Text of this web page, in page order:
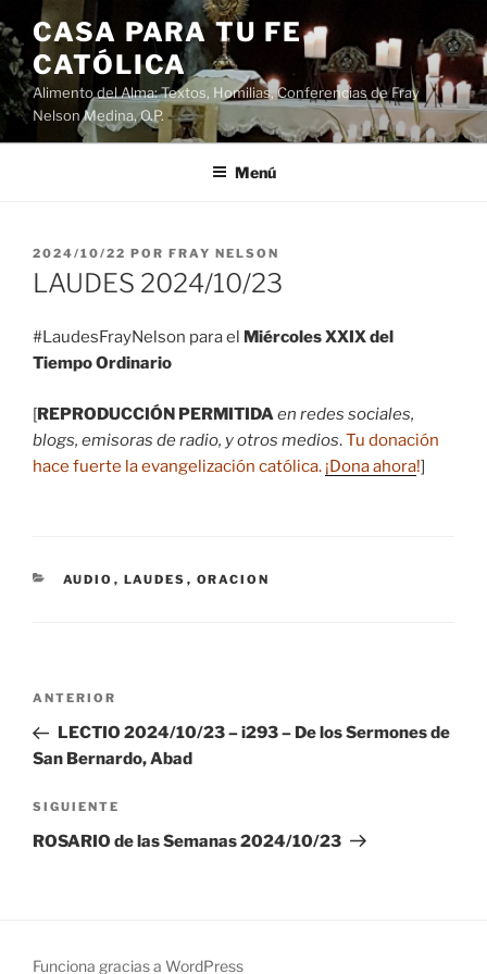
Saltar
al
contenido
CASA PARA TU FE
CATÓLICA
Alimento del Alma: Textos, Homilias, Conferencias de Fray
Nelson Medina, O.P.
Menú
PUBLICADO
EL
2024/10/22 POR FRAY NELSON
LAUDES 2024/10/23
#LaudesFrayNelson para el Miércoles XXIX del
Tiempo Ordinario
[REPRODUCCIÓN PERMITIDAen redes sociales,
blogs, emisoras de radio, y otros medios.Tu donación
hace fuerte la evangelización católica. ¡Dona ahora!]
CATEGORÍAS
AUDIO , LAUDES , ORACION
Navegación
entradas
Entrada
anterior:
ANTERIOR
LECTIO 2024/10/23 – i293 – De los Sermones de
San Bernardo, Abad
Siguiente
entrada
SIGUIENTE
ROSARIO de las Semanas 2024/10/23
Funciona gracias a WordPress